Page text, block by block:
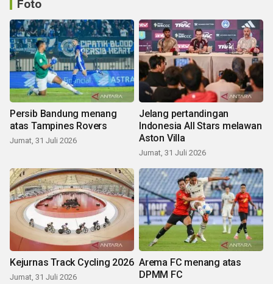
Foto
Persib Bandung menang
atas Tampines Rovers
Jumat, 31 Juli 2026
Jelang pertandingan
Indonesia All Stars melawan
Aston Villa
Jumat, 31 Juli 2026
Kejurnas Track Cycling 2026
Jumat, 31 Juli 2026
Arema FC menang atas
DPMM FC